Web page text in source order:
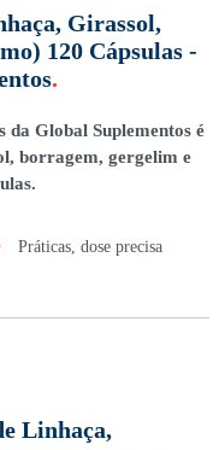
Girassol,
120 Cápsulas -
.
da Global Suplementos é
borragem, gergelim e
Práticas, dose precisa
Linhaça,